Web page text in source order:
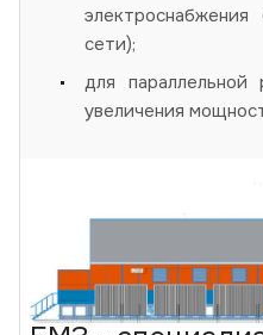
электроснабжения
сети);
для
увеличения